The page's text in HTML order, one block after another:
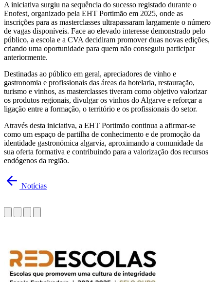
A iniciativa surgiu na sequência do sucesso registado durante o
Enofest, organizado pela EHT Portimão em 2025, onde as
inscrições para as masterclasses ultrapassaram largamente o número
de vagas disponíveis. Face ao elevado interesse demonstrado pelo
público, a escola e a CVA decidiram promover duas novas edições,
criando uma oportunidade para quem não conseguiu participar
anteriormente.
Destinadas ao público em geral, apreciadores de vinho e
gastronomia e profissionais das áreas da hotelaria, restauração,
turismo e vinhos, as masterclasses tiveram como objetivo valorizar
os produtos regionais, divulgar os vinhos do Algarve e reforçar a
ligação entre a formação, o território e os profissionais do setor.
Através desta iniciativa, a EHT Portimão continua a afirmar-se
como um espaço de partilha de conhecimento e de promoção da
identidade gastronómica algarvia, aproximando a comunidade da
sua oferta formativa e contribuindo para a valorização dos recursos
endógenos da região.
Notícias